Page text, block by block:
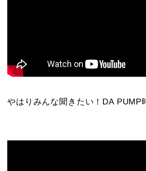
やはりみんな聞きたい！DA PUMP